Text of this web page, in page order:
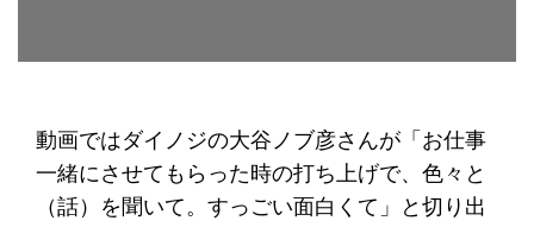
動画ではダイノジの大谷ノブ彦さんが「お仕事
一緒にさせてもらった時の打ち上げで、色々と
（話）を聞いて。すっごい面白くて」と切り出